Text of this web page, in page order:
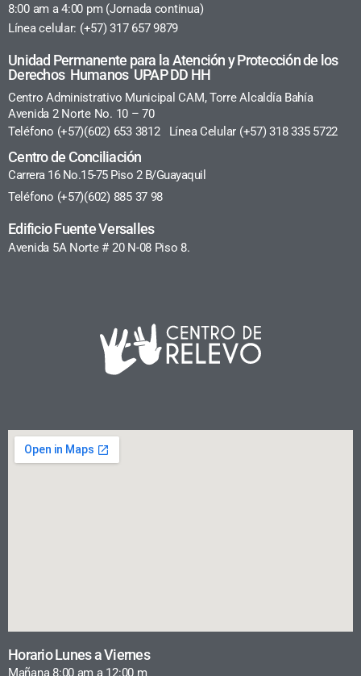
8:00 am a 4:00 pm (Jornada continua)
Línea celular: (+57) 317 657 9879
Unidad Permanente para la Atención y Protección de los
Derechos Humanos UPAP DD HH
Centro Administrativo Municipal CAM, Torre Alcaldía Bahía
Avenida 2 Norte No. 10 – 70
Teléfono (+57)(602) 653 3812 Línea Celular (+57) 318 335 5722
Centro de Conciliación
Carrera 16 No.15-75 Piso 2 B/Guayaquil
Teléfono (+57)(602) 885 37 98
Edificio Fuente Versalles
Avenida 5A Norte # 20 N-08 Piso 8.
Horario Lunes a Viernes
Mañana 8:00 am a 12:00 m